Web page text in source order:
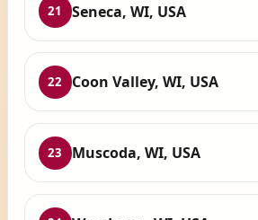
21 Seneca, WI, USA
22 Coon Valley, WI, USA
23 Muscoda, WI, USA